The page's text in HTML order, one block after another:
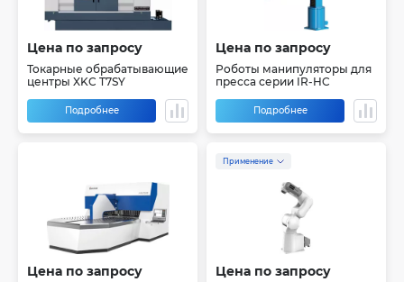
Цена по запросу
Токарные обрабатывающие
центры XKC T7SY
Подробнее
Цена по запросу
Роботы манипуляторы для
пресса серии IR-HC
Подробнее
Цена по запросу
Применение
Цена по запросу